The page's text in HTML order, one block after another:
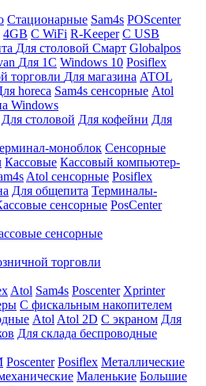
Стационарные Sam4s POScenter
4GB С WiFi R-Keeper С USB
Для столовой Смарт Globalpos
Для 1С Windows 10 Posiflex
торговли Для магазина ATOL
horeca Sam4s сенсорные Atol
Windows
Для столовой Для кофейни Для
моноблок Сенсорные
Кассовые Кассовый компьютер-
Atol сенсорные Posiflex
Для общепита Терминалы-
сенсорные PosCenter
сенсорные
торговли
Atol Sam4s Poscenter Xprinter
С фискальным накопителем
Atol Atol 2D С экраном Для
Для склада беспроводные
Poscenter Posiflex Металлические
Маленькие Большие